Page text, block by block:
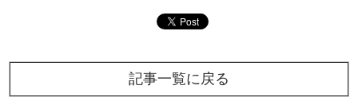
記事一覧に戻る